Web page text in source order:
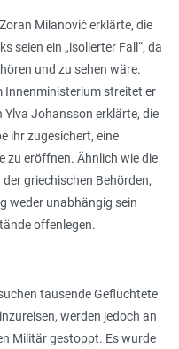
Milanović erklärte, die
seien ein „isolierter Fall “, da
und zu sehen wäre.
Innenministerium streitet er
Johansson erklärte, die
ihr zugesichert, eine
zu eröffnen. Ähnlich wie die
griechischen Behörden,
weder unabhängig sein
offenlegen.
tausende Geflüchtete
werden jedoch an
Militär gestoppt. Es wurde